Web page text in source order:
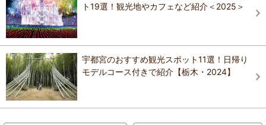
ト19選！観光地やカフェなど紹介＜2025＞
宇都宮のおすすめ観光スポット11選！日帰り
モデルコース付きで紹介【栃木・2024】